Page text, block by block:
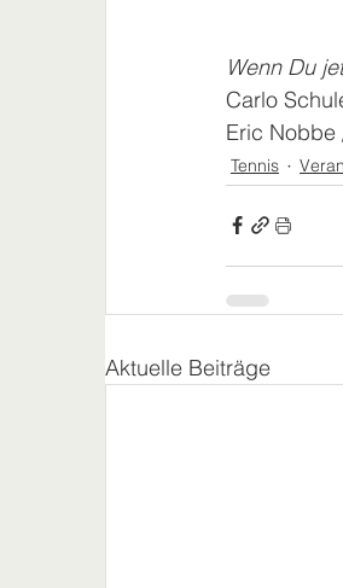
Wenn Du
Carlo
Eric Nobbe
Tennis
Aktuelle Beiträge